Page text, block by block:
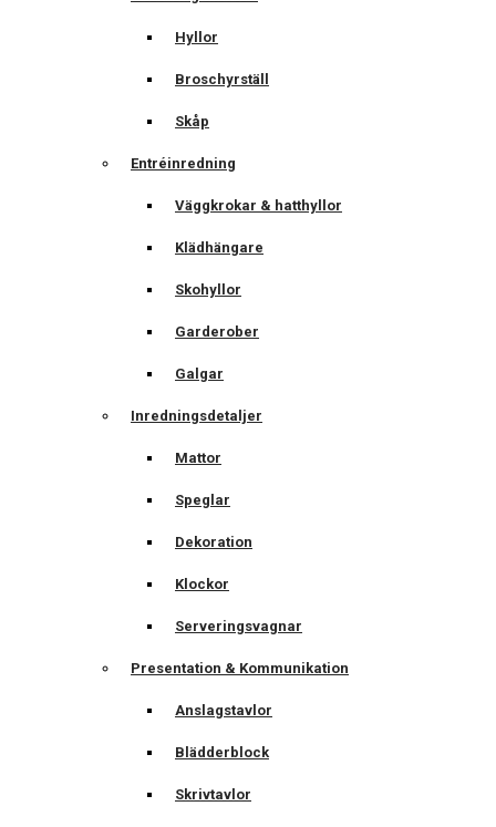
Hyllor
Broschyrställ
Skåp
Entréinredning
Väggkrokar & hatthyllor
Klädhängare
Skohyllor
Garderober
Galgar
Inredningsdetaljer
Mattor
Speglar
Dekoration
Klockor
Serveringsvagnar
Presentation & Kommunikation
Anslagstavlor
Blädderblock
Skrivtavlor